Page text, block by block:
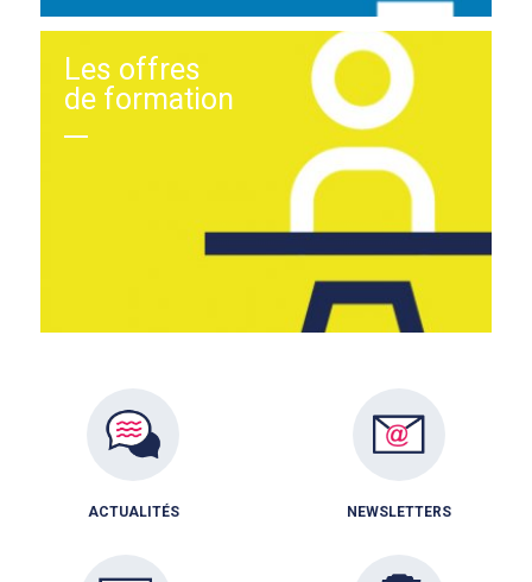
Les offres
de formation
ACTUALITÉS NEWSLETTERS